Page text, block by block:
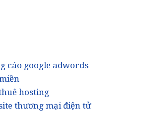
cáo google adwords
hosting
thương mại điện tử